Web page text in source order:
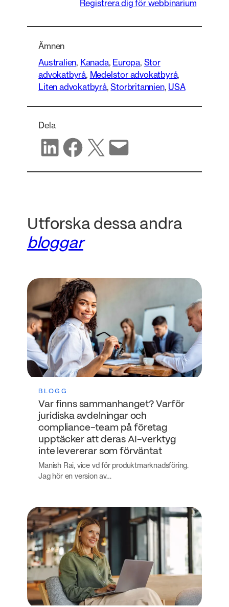
Registrera dig för webbinarium
Ämnen
Australien, Kanada, Europa, Stor
advokatbyrå, Medelstor advokatbyrå
Liten advokatbyrå, Storbritannien, USA
Dela
Dela på LinkedIn
Dela på Facebook
Dela på X Dela via e-post
Utforska dessa andra
bloggar
BLOGG
Var finns sammanhanget? Varför
juridiska avdelningar och
compliance-team på företag
upptäcker att deras AI-verktyg
inte levererar som förväntat
Manish Rai, vice vd för produktmarknadsföring.
Jag hör en version av…